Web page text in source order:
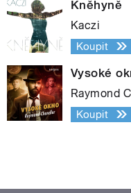
Kněhyně
Kaczi
Koupit
Vysoké
Raymond
Koupit